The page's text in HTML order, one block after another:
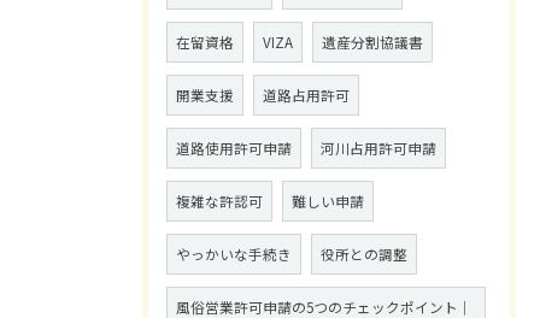
在留資格 VIZA 遺産分割協議書
開業支援 道路占用許可
道路使用許可申請 河川占用許可申請
複雑な許認可 難しい申請
やっかいな手続き 役所との調整
風俗営業許可申請の5つのチェックポイント｜